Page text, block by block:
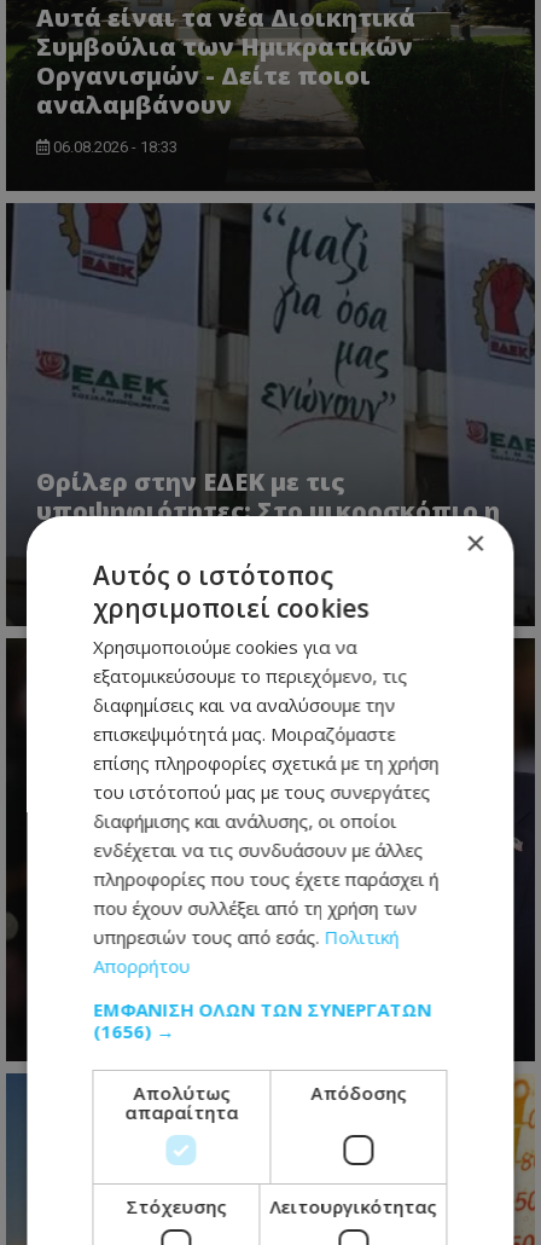
Αυτά είναι τα νέα Διοικητικά
Συμβούλια των Ημικρατικών
Οργανισμών - Δείτε ποιοι
αναλαμβάνουν
06.08.2026 - 18:33
Θρίλερ στην ΕΔΕΚ με τις
υποψηφιότητες: Στο μικροσκόπιο η
07.08.2026 - 06:43
Το δίλημμα του Τραμπ για το Ιράν:
Παραχωρήσεις για να ανοίξει το
Ορμούζ ή συνέχιση του πολέμου
07.08.2026 - 06:35
×
Αυτός ο ιστότοπος
χρησιμοποιεί cookies
Χρησιμοποιούμε cookies για να
εξατομικεύσουμε το περιεχόμενο, τις
διαφημίσεις και να αναλύσουμε την
επισκεψιμότητά μας. Μοιραζόμαστε
επίσης πληροφορίες σχετικά με τη χρήση
του ιστότοπού μας με τους συνεργάτες
διαφήμισης και ανάλυσης, οι οποίοι
ενδέχεται να τις συνδυάσουν με άλλες
πληροφορίες που τους έχετε παράσχει ή
που έχουν συλλέξει από τη χρήση των
υπηρεσιών τους από εσάς. Πολιτική
Απορρήτου
ΕΜΦΆΝΙΣΗ ΌΛΩΝ ΤΩΝ ΣΥΝΕΡΓΑΤΏΝ
(1656) →
Απολύτως
απαραίτητα
Απόδοσης
Στόχευσης Λειτουργικότητας